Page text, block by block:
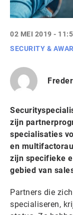
02 MEI 2019 -
SECURITY &
zijn
specialisaties
en
zijn specifieke
gebied van
Partners die
specialiseren,